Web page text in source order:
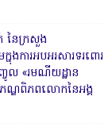
ក់ នៃក្រសួង
ងការអបអរសារទរពោរ
ល «រមណីយដ្ឋាន
ភណ្ឌពិភពលោកនៃអង្គ